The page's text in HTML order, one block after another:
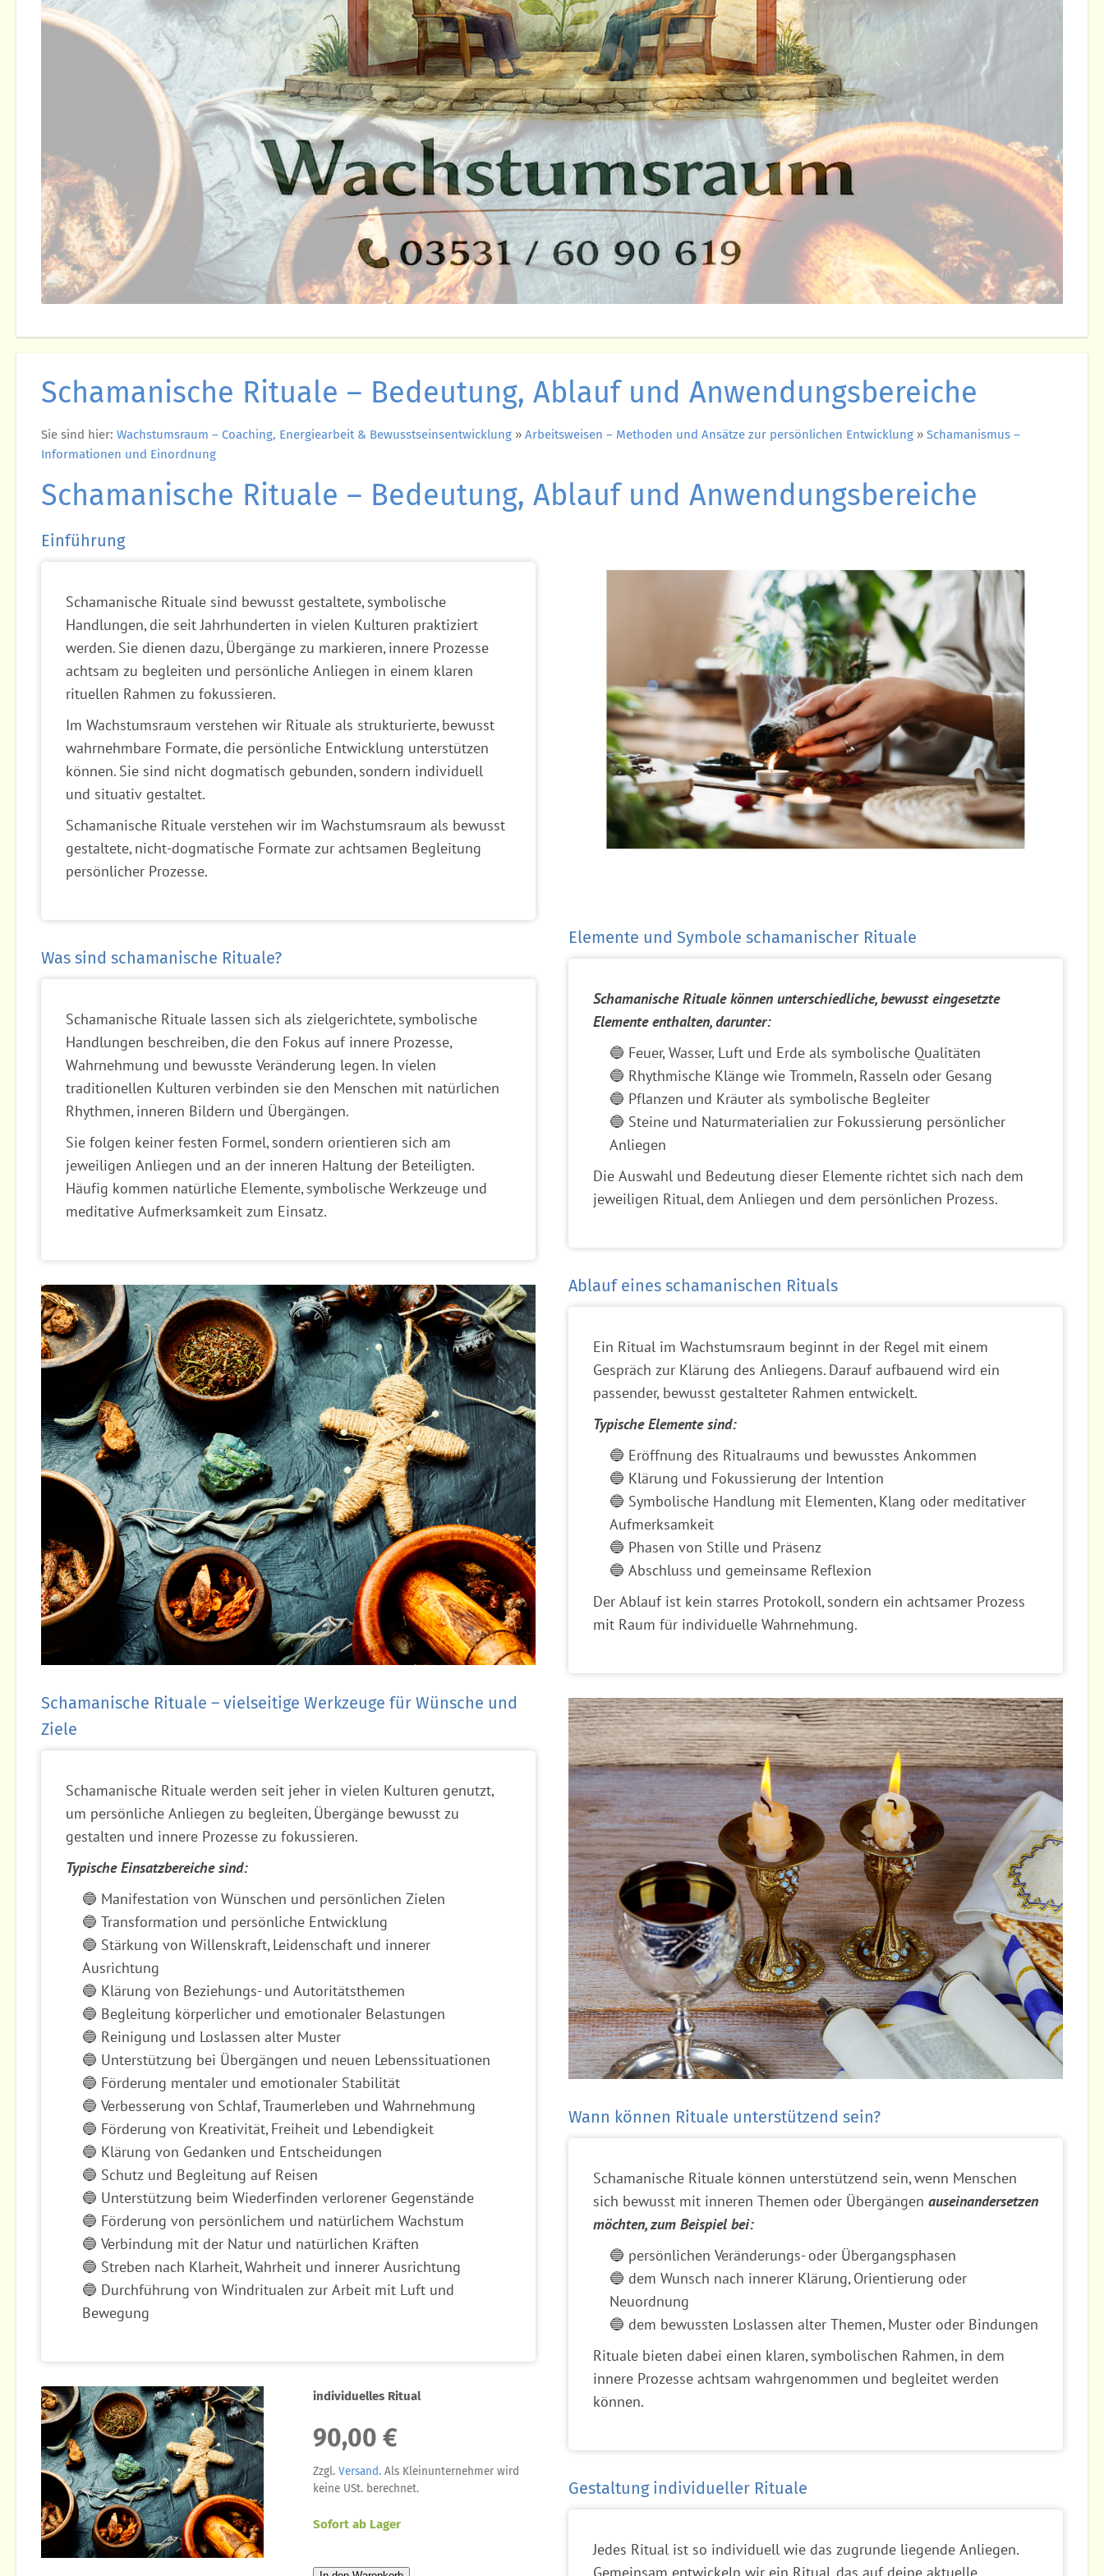
Schamanische Rituale – Bedeutung, Ablauf und Anwendungsbereiche
Sie sind hier: Wachstumsraum – Coaching, Energiearbeit & Bewusstseinsentwicklung » Arbeitsweisen – Methoden und Ansätze zur persönlichen Entwicklung » Schamanismus –
Informationen und Einordnung
Schamanische Rituale – Bedeutung, Ablauf und Anwendungsbereiche
Einführung
Schamanische Rituale sind bewusst gestaltete, symbolische
Handlungen, die seit Jahrhunderten in vielen Kulturen praktiziert
werden. Sie dienen dazu, Übergänge zu markieren, innere Prozesse
achtsam zu begleiten und persönliche Anliegen in einem klaren
rituellen Rahmen zu fokussieren.
Im Wachstumsraum verstehen wir Rituale als strukturierte, bewusst
wahrnehmbare Formate, die persönliche Entwicklung unterstützen
können. Sie sind nicht dogmatisch gebunden, sondern individuell
und situativ gestaltet.
Schamanische Rituale verstehen wir im Wachstumsraum als bewusst
gestaltete, nicht-dogmatische Formate zur achtsamen Begleitung
persönlicher Prozesse.
Was sind schamanische Rituale?
Schamanische Rituale lassen sich als zielgerichtete, symbolische
Handlungen beschreiben, die den Fokus auf innere Prozesse,
Wahrnehmung und bewusste Veränderung legen. In vielen
traditionellen Kulturen verbinden sie den Menschen mit natürlichen
Rhythmen, inneren Bildern und Übergängen.
Sie folgen keiner festen Formel, sondern orientieren sich am
jeweiligen Anliegen und an der inneren Haltung der Beteiligten.
Häufig kommen natürliche Elemente, symbolische Werkzeuge und
meditative Aufmerksamkeit zum Einsatz.
Schamanische Rituale – vielseitige Werkzeuge für Wünsche und
Ziele
Schamanische Rituale werden seit jeher in vielen Kulturen genutzt,
um persönliche Anliegen zu begleiten, Übergänge bewusst zu
gestalten und innere Prozesse zu fokussieren.
Typische Einsatzbereiche sind:
🔵 Manifestation von Wünschen und persönlichen Zielen
🔵 Transformation und persönliche Entwicklung
🔵 Stärkung von Willenskraft, Leidenschaft und innerer
Ausrichtung
🔵 Klärung von Beziehungs- und Autoritätsthemen
🔵 Begleitung körperlicher und emotionaler Belastungen
🔵 Reinigung und Loslassen alter Muster
🔵 Unterstützung bei Übergängen und neuen Lebenssituationen
🔵 Förderung mentaler und emotionaler Stabilität
🔵 Verbesserung von Schlaf, Traumerleben und Wahrnehmung
🔵 Förderung von Kreativität, Freiheit und Lebendigkeit
🔵 Klärung von Gedanken und Entscheidungen
🔵 Schutz und Begleitung auf Reisen
🔵 Unterstützung beim Wiederfinden verlorener Gegenstände
🔵 Förderung von persönlichem und natürlichem Wachstum
🔵 Verbindung mit der Natur und natürlichen Kräften
🔵 Streben nach Klarheit, Wahrheit und innerer Ausrichtung
🔵 Durchführung von Windritualen zur Arbeit mit Luft und
Bewegung
individuelles Ritual
90,00 €
Zzgl.Versand. Als Kleinunternehmer wird
keine USt. berechnet.
Sofort ab Lager
Elemente und Symbole schamanischer Rituale
Schamanische Rituale können unterschiedliche, bewusst eingesetzte
Elemente enthalten, darunter:
🔵 Feuer, Wasser, Luft und Erde als symbolische Qualitäten
🔵 Rhythmische Klänge wie Trommeln, Rasseln oder Gesang
🔵 Pflanzen und Kräuter als symbolische Begleiter
🔵 Steine und Naturmaterialien zur Fokussierung persönlicher
Anliegen
Die Auswahl und Bedeutung dieser Elemente richtet sich nach dem
jeweiligen Ritual, dem Anliegen und dem persönlichen Prozess.
Ablauf eines schamanischen Rituals
Ein Ritual im Wachstumsraum beginnt in der Regel mit einem
Gespräch zur Klärung des Anliegens. Darauf aufbauend wird ein
passender, bewusst gestalteter Rahmen entwickelt.
Typische Elemente sind:
🔵 Eröffnung des Ritualraums und bewusstes Ankommen
🔵 Klärung und Fokussierung der Intention
🔵 Symbolische Handlung mit Elementen, Klang oder meditativer
Aufmerksamkeit
🔵 Phasen von Stille und Präsenz
🔵 Abschluss und gemeinsame Reflexion
Der Ablauf ist kein starres Protokoll, sondern ein achtsamer Prozess
mit Raum für individuelle Wahrnehmung.
Wann können Rituale unterstützend sein?
Schamanische Rituale können unterstützend sein, wenn Menschen
sich bewusst mit inneren Themen oder Übergängen auseinandersetzen
möchten, zum Beispiel bei:
🔵 persönlichen Veränderungs- oder Übergangsphasen
🔵 dem Wunsch nach innerer Klärung, Orientierung oder
Neuordnung
🔵 dem bewussten Loslassen alter Themen, Muster oder Bindungen
Rituale bieten dabei einen klaren, symbolischen Rahmen, in dem
innere Prozesse achtsam wahrgenommen und begleitet werden
können.
Gestaltung individueller Rituale
Jedes Ritual ist so individuell wie das zugrunde liegende Anliegen.